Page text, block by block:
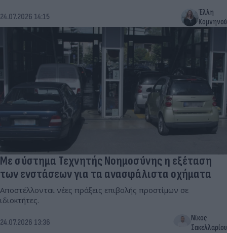
24.07.2026 14:15
Έλλη
Κομνηνού
Με σύστημα Τεχνητής Νοημοσύνης η εξέταση
των ενστάσεων για τα ανασφάλιστα οχήματα
Αποστέλλονται νέες πράξεις επιβολής προστίμων σε
ιδιοκτήτες.
24.07.2026 13:36
Νίκος
Σακελλαρίου